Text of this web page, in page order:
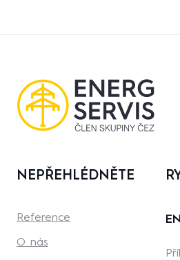
NEPŘEHLÉDNĚTE
Reference
O nás